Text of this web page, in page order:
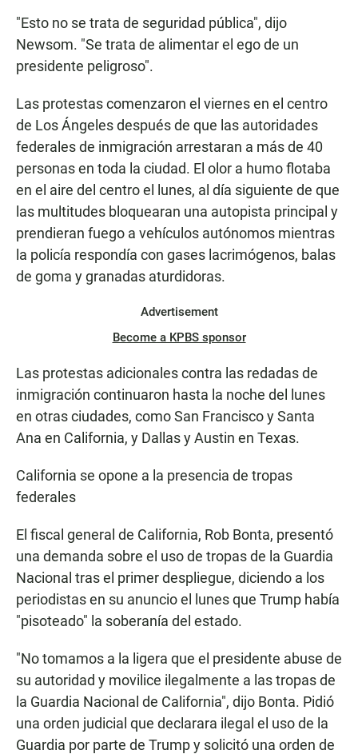
"Esto no se trata de seguridad pública", dijo
Newsom. "Se trata de alimentar el ego de un
presidente peligroso".
Las protestas comenzaron el viernes en el centro
de Los Ángeles después de que las autoridades
federales de inmigración arrestaran a más de 40
personas en toda la ciudad. El olor a humo flotaba
en el aire del centro el lunes, al día siguiente de que
las multitudes bloquearan una autopista principal y
prendieran fuego a vehículos autónomos mientras
la policía respondía con gases lacrimógenos, balas
de goma y granadas aturdidoras.
Advertisement
Become a KPBS sponsor
Las protestas adicionales contra las redadas de
inmigración continuaron hasta la noche del lunes
en otras ciudades, como San Francisco y Santa
Ana en California, y Dallas y Austin en Texas.
California se opone a la presencia de tropas
federales
El fiscal general de California, Rob Bonta, presentó
una demanda sobre el uso de tropas de la Guardia
Nacional tras el primer despliegue, diciendo a los
periodistas en su anuncio el lunes que Trump había
"pisoteado" la soberanía del estado.
"No tomamos a la ligera que el presidente abuse de
su autoridad y movilice ilegalmente a las tropas de
la Guardia Nacional de California", dijo Bonta. Pidió
una orden judicial que declarara ilegal el uso de la
Guardia por parte de Trump y solicitó una orden de